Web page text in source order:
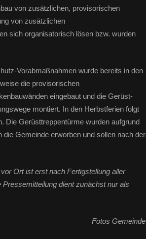
von zusätzlichen, provisorischen
von zusätzlichen
sich organisatorisch lösen bzw. wurden
Vorabmaßnahmen wurde bereits in den
die provisorischen
eingebaut und die Gerüst-
montiert. In den Herbstferien folgt
Die Gerüsttreppentürme wurden aufgrund
Gemeinde erworben und sollen nach der
Ort ist erst nach Fertigstellung aller
dient zunächst nur als
Fotos Gemeinde